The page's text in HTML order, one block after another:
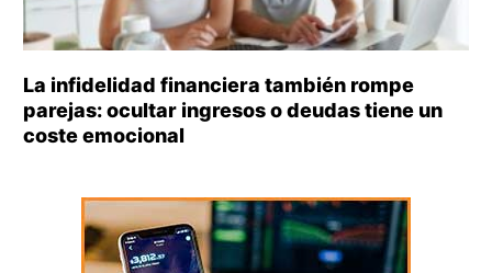
La infidelidad financiera también rompe
parejas: ocultar ingresos o deudas tiene un
coste emocional